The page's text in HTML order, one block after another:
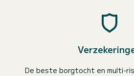
De beste borgtocht en multi-